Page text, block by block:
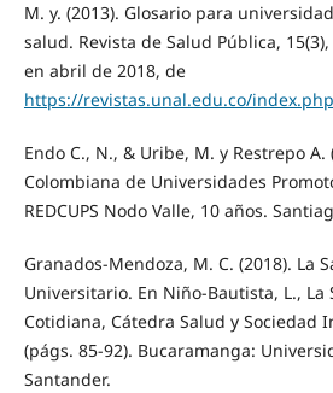
M. y. (2013). Glosario para
salud. Revista de Salud Pública,
en abril de 2018, de
https://revistas.unal.edu.co/
Endo C., N., & Uribe, M. y Restrepo A.
Colombiana de Universidades
REDCUPS Nodo Valle, 10 años.
Granados-Mendoza, M. C. (2018). La
Universitario. En Niño-Bautista, L., La
Cotidiana, Cátedra Salud y Sociedad
(págs. 85-92). Bucaramanga:
Santander.